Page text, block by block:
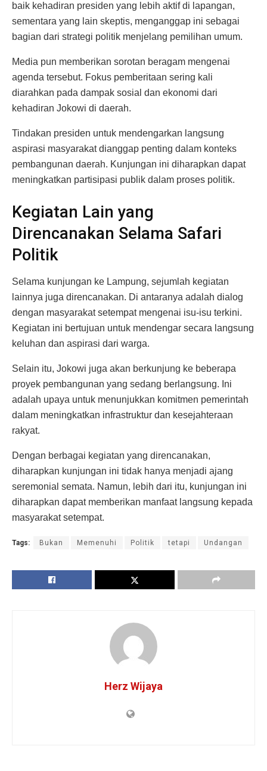
baik kehadiran presiden yang lebih aktif di lapangan,
sementara yang lain skeptis, menganggap ini sebagai
bagian dari strategi politik menjelang pemilihan umum.
Media pun memberikan sorotan beragam mengenai
agenda tersebut. Fokus pemberitaan sering kali
diarahkan pada dampak sosial dan ekonomi dari
kehadiran Jokowi di daerah.
Tindakan presiden untuk mendengarkan langsung
aspirasi masyarakat dianggap penting dalam konteks
pembangunan daerah. Kunjungan ini diharapkan dapat
meningkatkan partisipasi publik dalam proses politik.
Kegiatan Lain yang
Direncanakan Selama Safari
Politik
Selama kunjungan ke Lampung, sejumlah kegiatan
lainnya juga direncanakan. Di antaranya adalah dialog
dengan masyarakat setempat mengenai isu-isu terkini.
Kegiatan ini bertujuan untuk mendengar secara langsung
keluhan dan aspirasi dari warga.
Selain itu, Jokowi juga akan berkunjung ke beberapa
proyek pembangunan yang sedang berlangsung. Ini
adalah upaya untuk menunjukkan komitmen pemerintah
dalam meningkatkan infrastruktur dan kesejahteraan
rakyat.
Dengan berbagai kegiatan yang direncanakan,
diharapkan kunjungan ini tidak hanya menjadi ajang
seremonial semata. Namun, lebih dari itu, kunjungan ini
diharapkan dapat memberikan manfaat langsung kepada
masyarakat setempat.
Tags: Bukan Memenuhi Politik tetapi Undangan
Herz Wijaya